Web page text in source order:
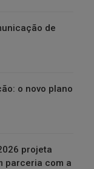
de
o novo plano
projeta
parceria com a